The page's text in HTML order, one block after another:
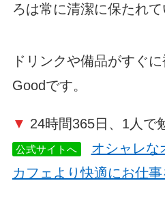
ろは常に清潔に保たれて
ドリンクや備品がすぐ
Goodです。
▼ 24時間365日、1人で
公式サイトへ
オシャレな
カフェより快適にお仕事